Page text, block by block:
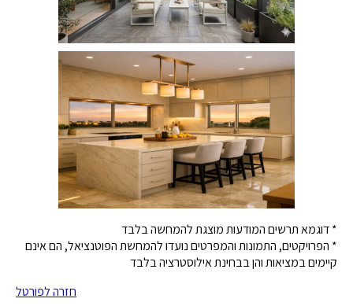
* דוגמא תרשים המודעות מוצגת להמחשה בלבד
* הפרויקטים, התמונות והמפרטים נועדו להמחשת הפוטנציאל, הם אינם
קיימים במציאות והן בבחינת אילוסטרציה בלבד
חזרה לפורטל